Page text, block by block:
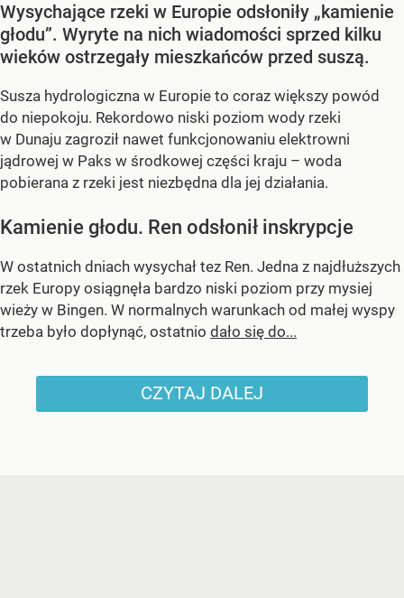
Wysychające rzeki w Europie odsłoniły „kamienie
głodu”. Wyryte na nich wiadomości sprzed kilku
wieków ostrzegały mieszkańców przed suszą.
Susza hydrologiczna w Europie to coraz większy powód
do niepokoju. Rekordowo niski poziom wody rzeki
w Dunaju zagroził nawet funkcjonowaniu elektrowni
jądrowej w Paks w środkowej części kraju – woda
pobierana z rzeki jest niezbędna dla jej działania.
Kamienie głodu. Ren odsłonił inskrypcje
W ostatnich dniach wysychał tez Ren. Jedna z najdłuższych
rzek Europy osiągnęła bardzo niski poziom przy mysiej
wieży w Bingen. W normalnych warunkach od małej wyspy
trzeba było dopłynąć, ostatnio dało się do...
CZYTAJ DALEJ